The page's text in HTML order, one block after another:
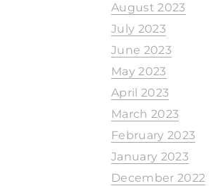
August 2023
July 2023
June 2023
May 2023
April 2023
March 2023
February 2023
January 2023
December 2022